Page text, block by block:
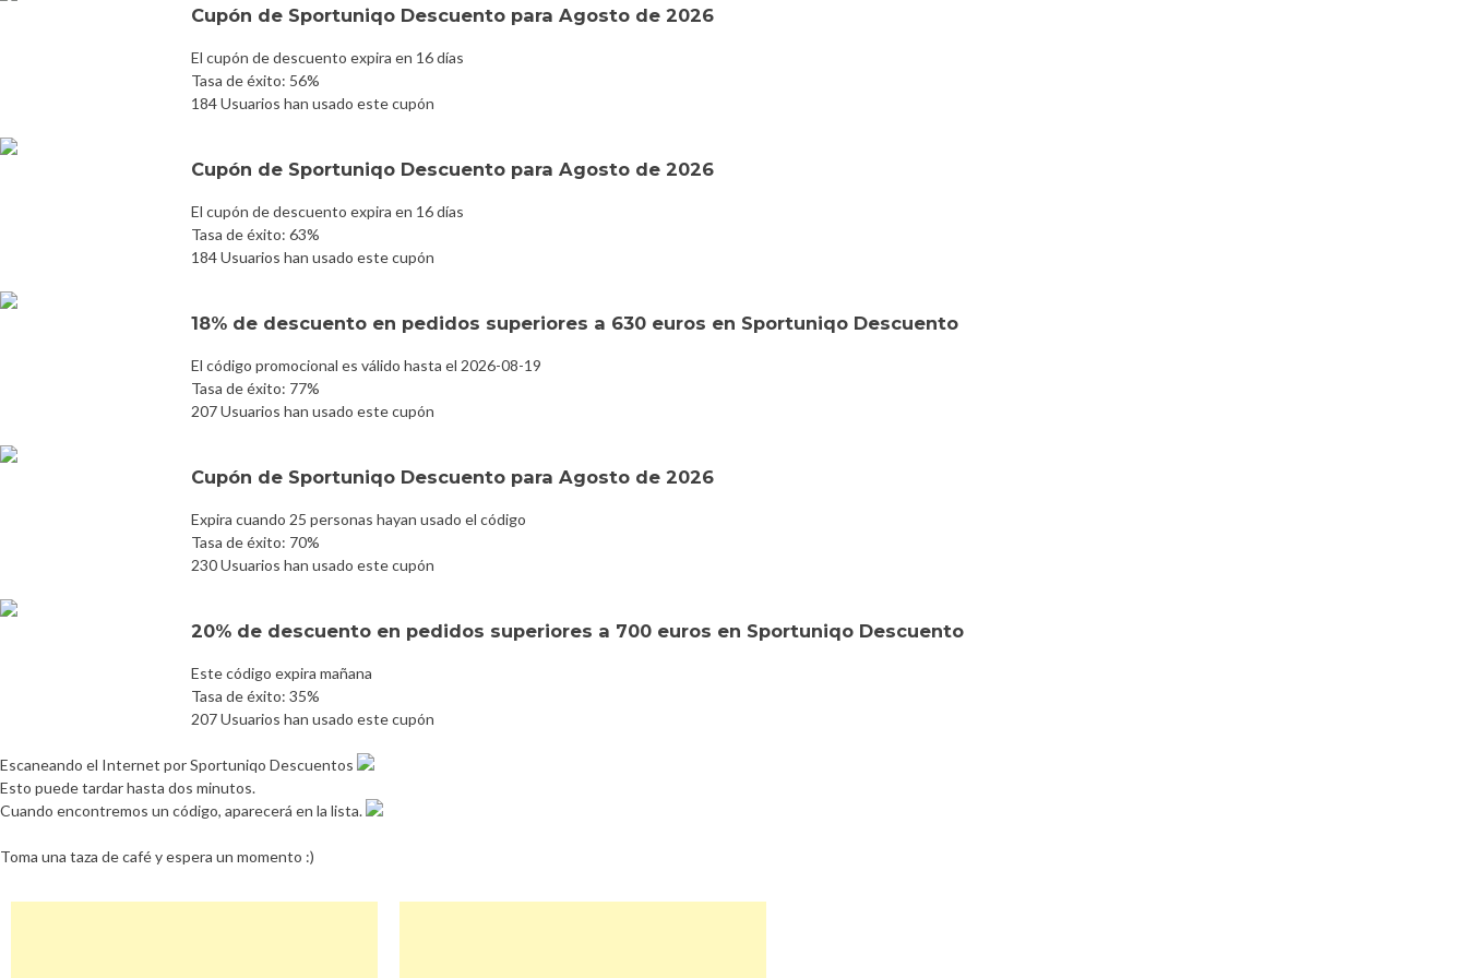
Cupón de Sportuniqo Descuento para Agosto de 2026
El cupón de descuento expira en 16 días
Tasa de éxito: 56%
184 Usuarios han usado este cupón
Cupón de Sportuniqo Descuento para Agosto de 2026
El cupón de descuento expira en 16 días
Tasa de éxito: 63%
184 Usuarios han usado este cupón
18% de descuento en pedidos superiores a 630 euros en Sportuniqo Descuento
El código promocional es válido hasta el 2026-08-19
Tasa de éxito: 77%
207 Usuarios han usado este cupón
Cupón de Sportuniqo Descuento para Agosto de 2026
Expira cuando 25 personas hayan usado el código
Tasa de éxito: 70%
230 Usuarios han usado este cupón
20% de descuento en pedidos superiores a 700 euros en Sportuniqo Descuento
Este código expira mañana
Tasa de éxito: 35%
207 Usuarios han usado este cupón
Escaneando el Internet por Sportuniqo Descuentos
Esto puede tardar hasta dos minutos.
Cuando encontremos un código, aparecerá en la lista.
Toma una taza de café y espera un momento :)